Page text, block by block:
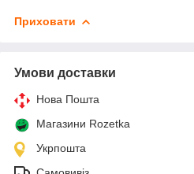
Приховати
Умови доставки
Нова Пошта
Магазини Rozetka
Укрпошта